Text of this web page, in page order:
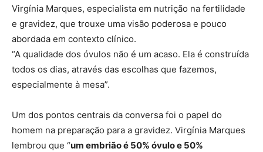
Virgínia Marques, especialista em nutrição na fertilidade
e gravidez, que trouxe uma visão poderosa e pouco
abordada em contexto clínico.
“A qualidade dos óvulos não é um acaso. Ela é construída
todos os dias, através das escolhas que fazemos,
especialmente à mesa”.
Um dos pontos centrais da conversa foi o papel do
homem na preparação para a gravidez. Virgínia Marques
lembrou que “um embrião é 50% óvulo e 50%